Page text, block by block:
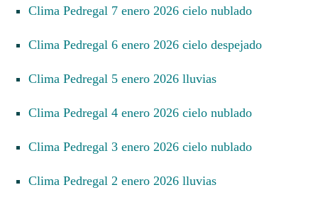
Clima Pedregal 7 enero 2026 cielo nublado
Clima Pedregal 6 enero 2026 cielo despejado
Clima Pedregal 5 enero 2026 lluvias
Clima Pedregal 4 enero 2026 cielo nublado
Clima Pedregal 3 enero 2026 cielo nublado
Clima Pedregal 2 enero 2026 lluvias